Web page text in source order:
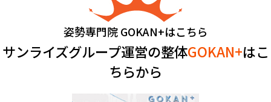
姿勢専門院 GOKAN+はこちら
サンライズグループ運営の整体GOKAN+はこ
ちらから